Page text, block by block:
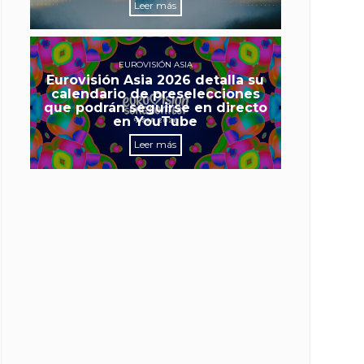
Leer más
EUROVISIÓN ASIA
Eurovisión Asia 2026 detalla su
calendario de preselecciones
que podrán seguirse en directo
en YouTube
Leer más